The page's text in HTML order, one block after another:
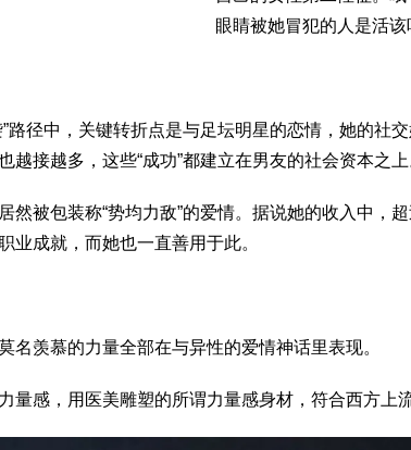
眼睛被她冒犯的人是活该
径中，关键转折点是与足坛明星的恋情，她的社
越接越多，这些“成功”都建立在男友的社会资本之上
被包装称“势均力敌”的爱情。据说她的收入中，超
业成就，而她也一直善用于此。
羡慕的力量全部在与异性的爱情神话里表现。
感，用医美雕塑的所谓力量感身材，符合西方上流